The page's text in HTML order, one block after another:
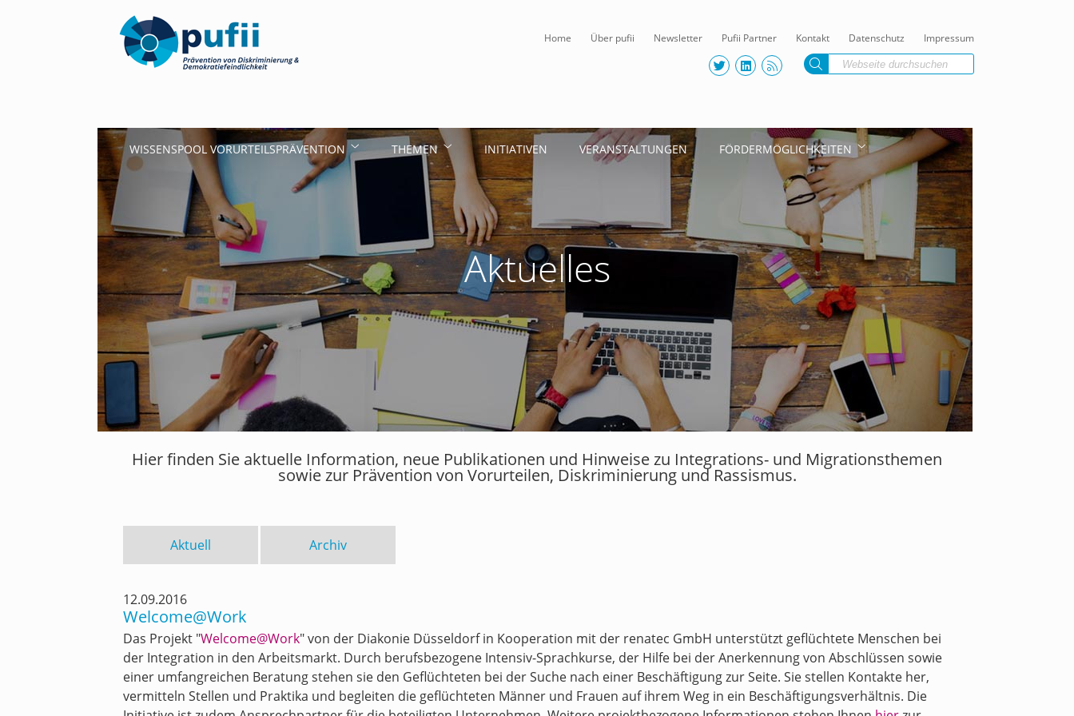
Impressum
Datenschutz
Kontakt
Pufii Partner
Newsletter
Über pufii
Home
WISSENSPOOL VORURTEILSPRÄVENTION THEMEN INITIATIVEN VERANSTALTUNGEN FÖRDERMÖGLICHKEITEN
Aktuelles
Hier finden Sie aktuelle Information, neue Publikationen und Hinweise zu Integrations- und Migrationsthemen
sowie zur Prävention von Vorurteilen, Diskriminierung und Rassismus.
Aktuell Archiv
12.09.2016
Welcome@Work
Das Projekt "Welcome@Work" von der Diakonie Düsseldorf in Kooperation mit der renatec GmbH unterstützt geflüchtete Menschen bei
der Integration in den Arbeitsmarkt. Durch berufsbezogene Intensiv-Sprachkurse, der Hilfe bei der Anerkennung von Abschlüssen sowie
einer umfangreichen Beratung stehen sie den Geflüchteten bei der Suche nach einer Beschäftigung zur Seite. Sie stellen Kontakte her,
vermitteln Stellen und Praktika und begleiten die geflüchteten Männer und Frauen auf ihrem Weg in ein Beschäftigungsverhältnis. Die